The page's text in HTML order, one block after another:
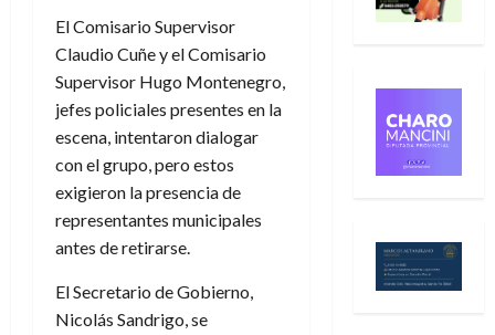
El Comisario Supervisor
Claudio Cuñe y el Comisario
Supervisor Hugo Montenegro,
jefes policiales presentes en la
escena, intentaron dialogar
con el grupo, pero estos
exigieron la presencia de
representantes municipales
antes de retirarse.
El Secretario de Gobierno,
Nicolás Sandrigo, se